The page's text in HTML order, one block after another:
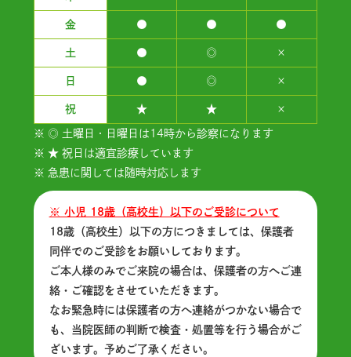
金 ● ● ●
土 ● ◎ ×
日 ● ◎ ×
祝 ★ ★ ×
※ ◎ 土曜日・日曜日は14時から診察になります
※ ★ 祝日は適宜診療しています
※ 急患に関しては随時対応します
※ 小児 18歳（高校生）以下のご受診について
18歳（高校生）以下の方につきましては、保護者
同伴でのご受診をお願いしております。
ご本人様のみでご来院の場合は、保護者の方へご連
絡・ご確認をさせていただきます。
なお緊急時には保護者の方へ連絡がつかない場合で
も、当院医師の判断で検査・処置等を行う場合がご
ざいます。予めご了承ください。